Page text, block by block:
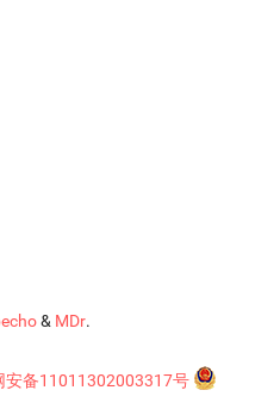
& MDr.
安备11011302003317号